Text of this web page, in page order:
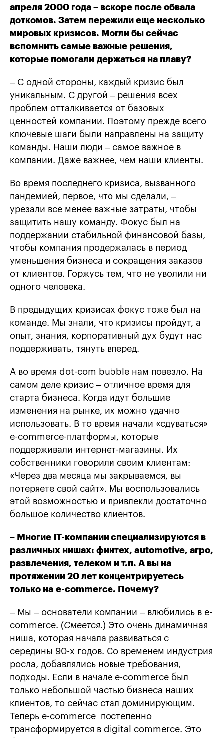
апреля 2000 года – вскоре после обвала
доткомов. Затем пережили еще несколько
мировых кризисов. Могли бы сейчас
вспомнить самые важные решения,
которые помогали держаться на плаву?
– С одной стороны, каждый кризис был
уникальным. С другой – решения всех
проблем отталкивается от базовых
ценностей компании. Поэтому прежде всего
ключевые шаги были направлены на защиту
команды. Наши люди – самое важное в
компании. Даже важнее, чем наши клиенты.
Во время последнего кризиса, вызванного
пандемией, первое, что мы сделали, –
урезали все менее важные затраты, чтобы
защитить нашу команду. Фокус был на
поддержании стабильной финансовой базы,
чтобы компания продержалась в период
уменьшения бизнеса и сокращения заказов
от клиентов. Горжусь тем, что не уволили ни
одного человека.
В предыдущих кризисах фокус тоже был на
команде. Мы знали, что кризисы пройдут, а
опыт, знания, корпоративный дух будут нас
поддерживать, тянуть вперед.
А во время dot-com bubble нам повезло. На
самом деле кризис – отличное время для
старта бизнеса. Когда идут большие
изменения на рынке, их можно удачно
использовать. В то время начали «сдуваться»
e-commerce-платформы, которые
поддерживали интернет-магазины. Их
собственники говорили своим клиентам:
«Через два месяца мы закрываемся, вы
потеряете свой сайт». Мы воспользовались
этой возможностью и привлекли достаточно
большое количество клиентов.
– Многие IТ-компании специализируются в
различных нишах: финтех, automotive, агро,
развлечения, телеком и т.п. А вы на
протяжении 20 лет концентрируетесь
только на e-commerce. Почему?
– Мы – основатели компании – влюбились в e-
commerce. (Смеется. ) Это очень динамичная
ниша, которая начала развиваться с
середины 90-х годов. Со временем индустрия
росла, добавлялись новые требования,
подходы. Если в начале e-commerce был
только небольшой частью бизнеса наших
клиентов, то сейчас стал доминирующим.
Теперь e-commerce постепенно
трансформируется в digital commerce. Это